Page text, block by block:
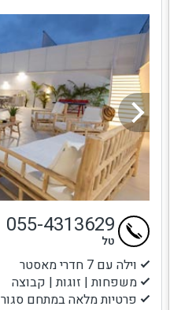
וילה עם 7 חדרי מאסטר
משפחות | זוגות | קבוצה
פרטיות מלאה במתחם סגור
055-4313629
טל